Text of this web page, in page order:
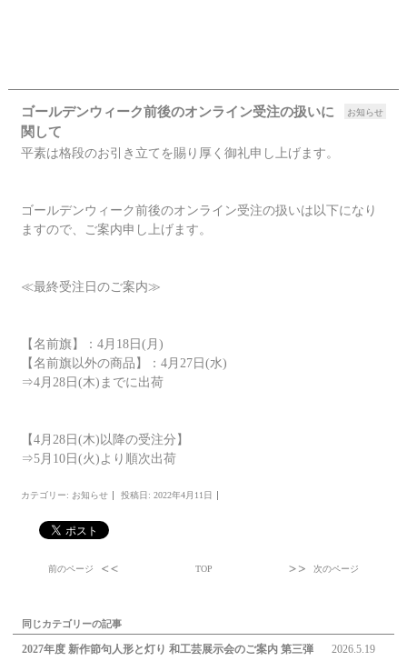
お知らせ
ゴールデンウィーク前後のオンライン受注の扱いに
関して
平素は格段のお引き立てを賜り厚く御礼申し上げます。
ゴールデンウィーク前後のオンライン受注の扱いは以下になり
ますので、ご案内申し上げます。
≪最終受注日のご案内≫
【名前旗】：4月18日(月)
【名前旗以外の商品】：4月27日(水)
⇒4月28日(木)までに出荷
【4月28日(木)以降の受注分】
⇒5月10日(火)より順次出荷
カテゴリー: お知らせ 投稿日: 2022年4月11日
前のページ TOP 次のページ
同じカテゴリーの記事
2027年度 新作節句人形と灯り 和工芸展示会のご案内 第三弾 2026.5.19